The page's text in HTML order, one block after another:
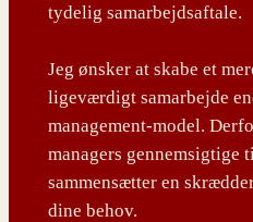
tydelig samarbejdsaftale.
Jeg ønsker at skabe et
ligeværdigt samarbejde
management-model.
managers gennemsigtige
sammensætter en
dine behov.